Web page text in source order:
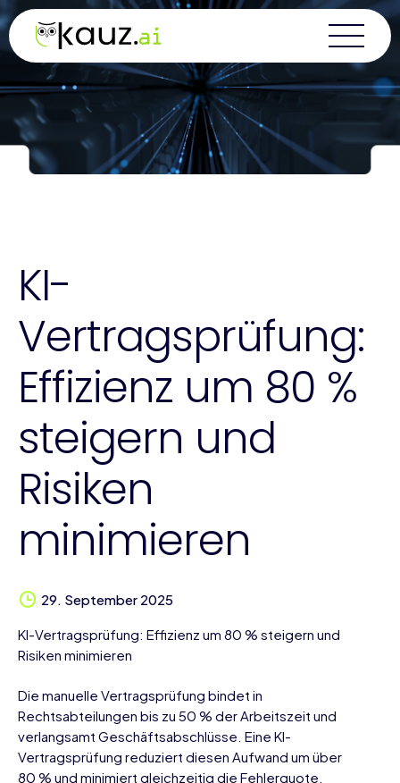
Skip
to
content
KI-
Vertragsprüfung:
Effizienz um 80 %
steigern und
Risiken
minimieren
29. September 2025
KI-Vertragsprüfung: Effizienz um 80 % steigern und
Risiken minimieren
Die manuelle Vertragsprüfung bindet in
Rechtsabteilungen bis zu 50 % der Arbeitszeit und
verlangsamt Geschäftsabschlüsse. Eine KI-
Vertragsprüfung reduziert diesen Aufwand um über
80 % und minimiert gleichzeitig die Fehlerquote.